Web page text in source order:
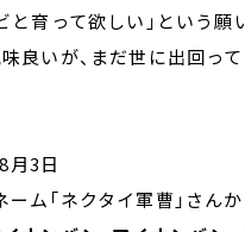
ビと育って欲しい」という
味良いが、まだ世に出回っ
3日
ム「ネクタイ軍曹」さん